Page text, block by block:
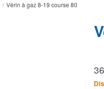
Vérin à gaz 8-19 course 80